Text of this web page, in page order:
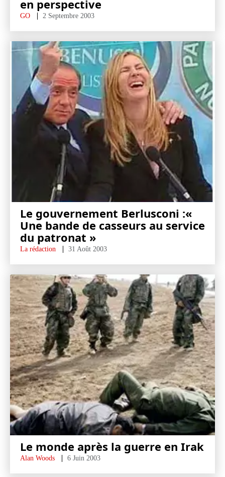
en perspective
GO 2 Septembre 2003
Le gouvernement Berlusconi :«
Une bande de casseurs au service
du patronat »
La rédaction 31 Août 2003
Le monde après la guerre en Irak
Alan Woods 6 Juin 2003